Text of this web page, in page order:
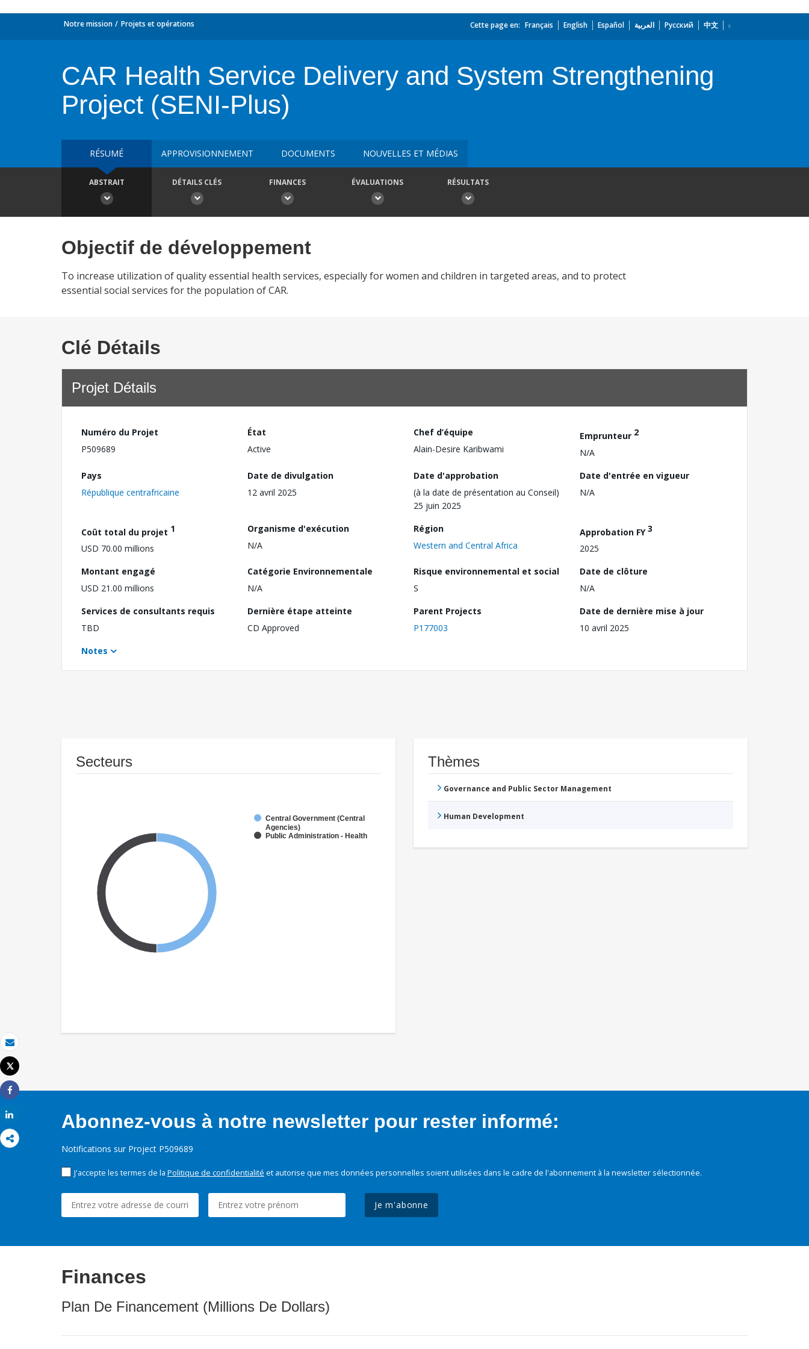
Email
Imprimer
Tweet
Share
Notre mission Projets et opérations Cette page en: Français English Español العربية Русский 中文
CAR Health Service Delivery and System Strengthening
Project (SENI-Plus)
RÉSUMÉ APPROVISIONNEMENT DOCUMENTS NOUVELLES ET MÉDIAS
ABSTRAIT DÉTAILS CLÉS FINANCES ÉVALUATIONS RÉSULTATS
Objectif de développement
To increase utilization of quality essential health services, especially for women and children in targeted areas, and to protect
essential social services for the population of CAR.
Clé Détails
Projet Détails
Numéro du Projet
P509689
État
Active
Chef d’équipe
Alain-Desire Karibwami
Emprunteur 2
N/A
Pays
République centrafricaine
Date de divulgation
12 avril 2025
Date d'approbation
(à la date de présentation au Conseil)
25 juin 2025
Date d'entrée en vigueur
N/A
Coût total du projet 1
USD 70.00 millions
Organisme d'exécution
N/A
Région
Western and Central Africa
Approbation FY3
2025
Montant engagé
USD 21.00 millions
Catégorie Environnementale
N/A
Risque environnemental et social
S
Date de clôture
N/A
Services de consultants requis
TBD
Dernière étape atteinte
CD Approved
Parent Projects
P177003
Date de dernière mise à jour
10 avril 2025
Notes
Secteurs
Central Government (Central
Agencies)
Public Administration - Health
Thèmes
Governance and Public Sector Management
Human Development
Abonnez-vous à notre newsletter pour rester informé:
Notifications sur Project P509689
J'accepte les termes de la Politique de confidentialité et autorise que mes données personnelles soient utilisées dans le cadre de l'abonnement à la newsletter sélectionnée.
Je m'abonne
Finances
Plan De Financement (Millions De Dollars)